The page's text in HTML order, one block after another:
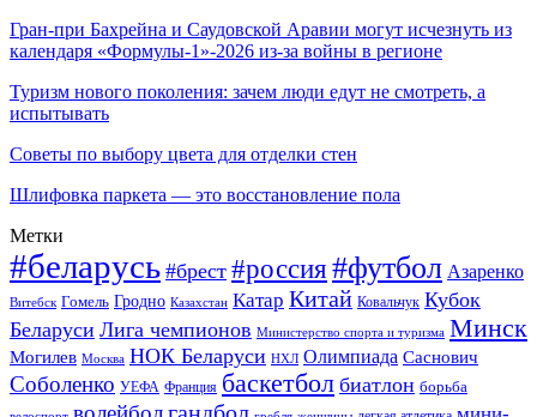
Гран-при Бахрейна и Саудовской Аравии могут исчезнуть из
календаря «Формулы-1»-2026 из-за войны в регионе
Туризм нового поколения: зачем люди едут не смотреть, а
испытывать
Советы по выбору цвета для отделки стен
Шлифовка паркета — это восстановление пола
Метки
#беларусь #брест #россия#футбол Азаренко
Витебск Гомель Гродно Казахстан Катар Китай Ковальчук Кубок
Беларуси Лига чемпионов Министерство спорта и туризма Минск
Могилев Москва НОК Беларуси НХЛ Олимпиада Саснович
Соболенко УЕФА Франция баскетбол биатлон борьба